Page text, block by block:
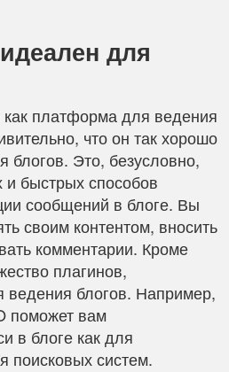
для
платформа для ведения
что он так хорошо
блогов. Это, безусловно,
быстрых способов
сообщений в блоге. Вы
своим контентом, вносить
комментарии. Кроме
плагинов,
ведения блогов. Например,
поможет вам
в блоге как для
поисковых систем.